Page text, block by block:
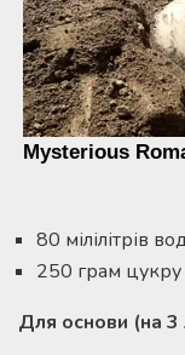
80 мілілітрів
250 грам цукру
Для основи (на 3